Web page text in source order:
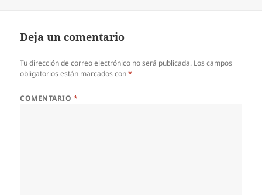
Deja un comentario
Tu dirección de correo electrónico no será publicada. Los campos
obligatorios están marcados con*
COMENTARIO *